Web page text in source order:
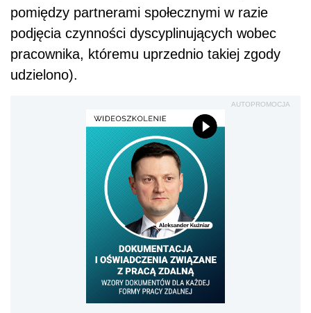
pomiędzy partnerami społecznymi w razie
podjęcia czynności dyscyplinujących wobec
pracownika, któremu uprzednio takiej zgody
udzielono).
AUTOPROMOCJA